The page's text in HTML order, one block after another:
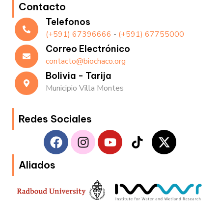
Contacto
Telefonos
(+591) 67396666 - (+591) 67755000
Correo Electrónico
contacto@biochaco.org
Bolivia - Tarija
Municipio Villa Montes
Redes Sociales
F
a
c
b
o
I
n
s
g
Y
o
u
u
b
T
i
o
k
X
-
t
i
t
Aliados